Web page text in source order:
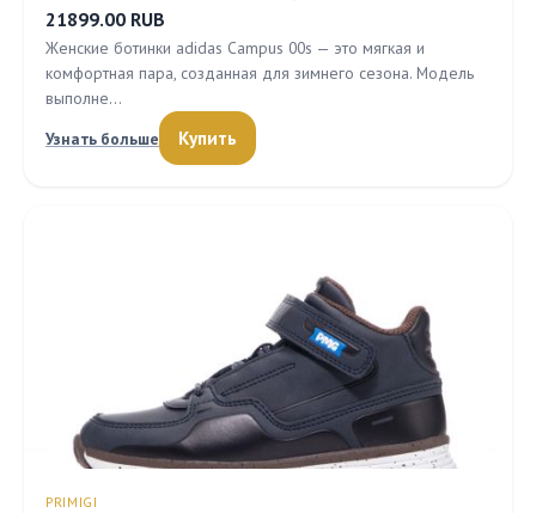
21899.00 RUB
Женские ботинки adidas Campus 00s — это мягкая и
комфортная пара, созданная для зимнего сезона. Модель
выполне…
Узнать больше
Купить
PRIMIGI